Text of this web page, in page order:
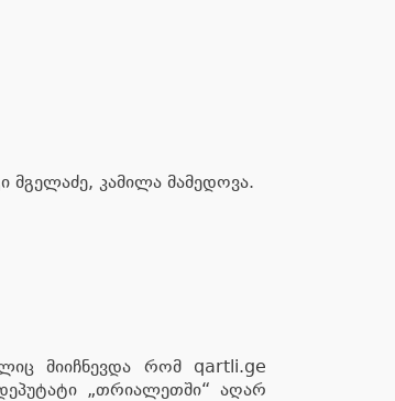
კამილა მამედოვა.
მიიჩნევდა რომ qartli.ge
„თრიალეთში“ აღარ